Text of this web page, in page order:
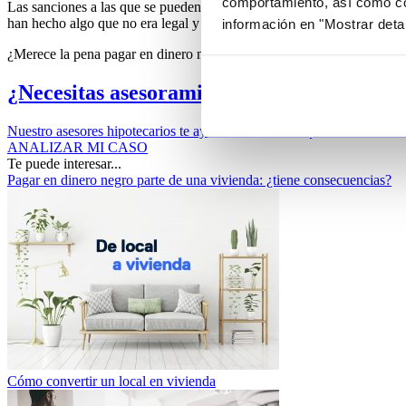
información en "Mostrar
Las sanciones a las que se pueden enfrentar quienes participan en
han hecho algo que no era legal y pueden ser descubiertos.
¿Merece la pena pagar en dinero negro parte de una vivienda? Sin
¿Necesitas asesoramiento experto para tu
Nuestro asesores hipotecarios te ayudarán en todo el proceso de
ANALIZAR MI CASO
Te puede interesar...
Pagar en dinero negro parte de una vivienda: ¿tiene consecuencias?
Cómo convertir un local en vivienda